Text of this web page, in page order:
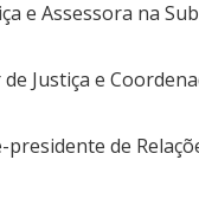
e Assessora na
Justiça e
de